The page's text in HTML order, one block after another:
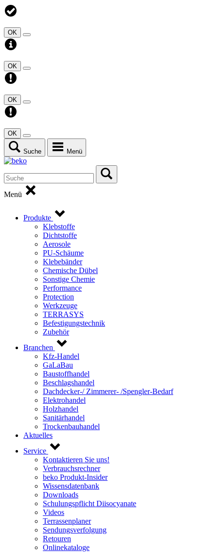
OK
OK
OK
OK
Suche Menü
Menü
Produkte
Klebstoffe
Dichtstoffe
Aerosole
PU-Schäume
Klebebänder
Chemische Dübel
Sonstige Chemie
Performance
Protection
Werkzeuge
TERRASYS
Befestigungstechnik
Zubehör
Branchen
Kfz-Handel
GaLaBau
Baustoffhandel
Beschlagshandel
Dachdecker-/ Zimmerer- /Spengler-Bedarf
Elektrohandel
Holzhandel
Sanitärhandel
Trockenbauhandel
Aktuelles
Service
Kontaktieren Sie uns!
Verbrauchsrechner
beko Produkt-Insider
Wissensdatenbank
Downloads
Schulungspflicht Diisocyanate
Videos
Terrassenplaner
Sendungsverfolgung
Retouren
Onlinekataloge